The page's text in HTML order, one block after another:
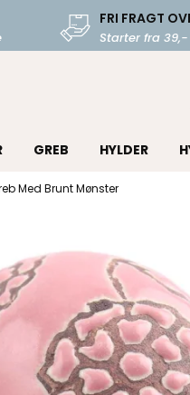
FRI FRAGT
Starter fra 39,-
GREB HYLDER
Med Brunt Mønster